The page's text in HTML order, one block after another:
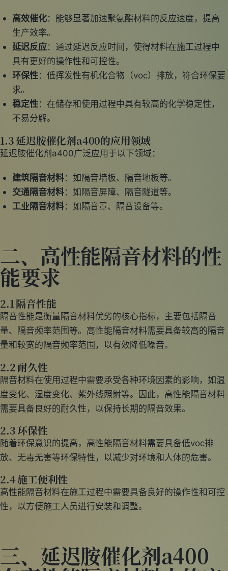
高效催化：能够显著加速聚氨酯材料的反应速度，提高
生产效率。
延迟反应：通过延迟反应时间，使得材料在施工过程中
具有更好的操作性和可控性。
环保性：低挥发性有机化合物（voc）排放，符合环保要
求。
稳定性：在储存和使用过程中具有较高的化学稳定性，
不易分解。
1.3 延迟胺催化剂a400的应用领域
延迟胺催化剂a400广泛应用于以下领域：
建筑隔音材料：如隔音墙板、隔音地板等。
交通隔音材料：如隔音屏障、隔音隧道等。
工业隔音材料：如隔音罩、隔音设备等。
二、高性能隔音材料的性
能要求
2.1 隔音性能
隔音性能是衡量隔音材料优劣的核心指标，主要包括隔音
量、隔音频率范围等。高性能隔音材料需要具备较高的隔音
量和较宽的隔音频率范围，以有效降低噪音。
2.2 耐久性
隔音材料在使用过程中需要承受各种环境因素的影响，如温
度变化、湿度变化、紫外线照射等。因此，高性能隔音材料
需要具备良好的耐久性，以保持长期的隔音效果。
2.3 环保性
随着环保意识的提高，高性能隔音材料需要具备低voc排
放、无毒无害等环保特性，以减少对环境和人体的危害。
2.4 施工便利性
高性能隔音材料在施工过程中需要具备良好的操作性和可控
性，以方便施工人员进行安装和调整。
三、延迟胺催化剂a400